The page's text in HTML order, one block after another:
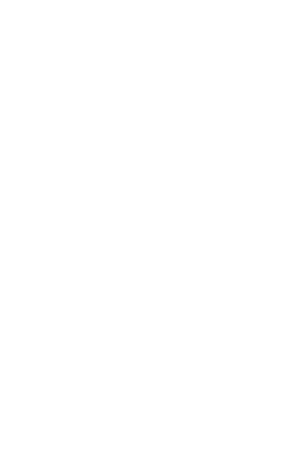
well-known brands from